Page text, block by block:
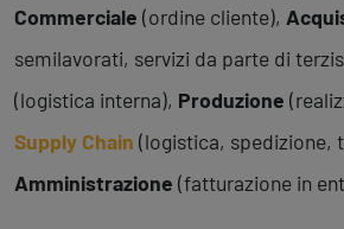
Commerciale (ordine cliente),
semilavorati, servizi da parte di
(logistica interna), Produzione
Supply Chain (logistica, spedizione,
Amministrazione (fatturazione in